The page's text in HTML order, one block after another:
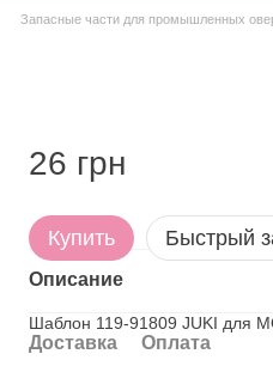
Запасные части для промышленных
26 грн
Купить Быстрый
Описание
Шаблон 119-91809 JUKI для
Доставка Оплата